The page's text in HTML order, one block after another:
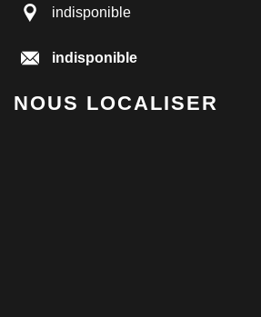
indisponible
indisponible
NOUS LOCALISER